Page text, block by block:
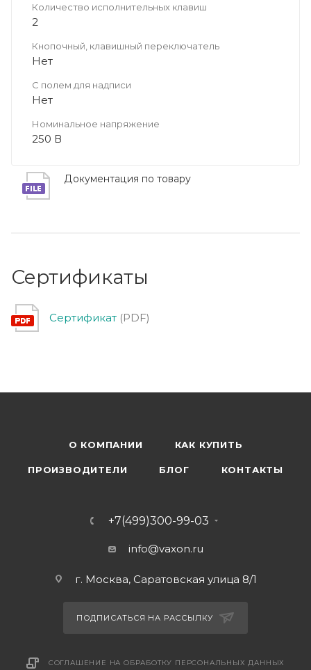
Количество исполнительных клавиш
2
Кнопочный, клавишный переключатель
Нет
С полем для надписи
Нет
Номинальное напряжение
250 В
Документация по товару
Сертификаты
Сертификат (PDF)
О КОМПАНИИ КАК КУПИТЬ
ПРОИЗВОДИТЕЛИ БЛОГ КОНТАКТЫ
+7(499)300-99-03
info@vaxon.ru
г. Москва, Саратовская улица 8/1
ПОДПИСАТЬСЯ НА РАССЫЛКУ
СОГЛАШЕНИЕ НА ОБРАБОТКУ ПЕРСОНАЛЬНЫХ ДАННЫХ